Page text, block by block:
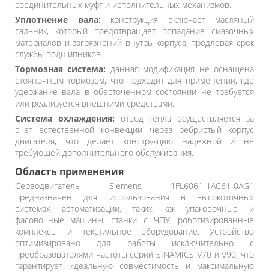
соединительных муфт и исполнительных механизмов.
Уплотнение вала: конструкция включает масляный
сальник, который предотвращает попадание смазочных
материалов и загрязнений внутрь корпуса, продлевая срок
службы подшипников.
Тормозная система: данная модификация не оснащена
стояночным тормозом, что подходит для применений, где
удержание вала в обесточенном состоянии не требуется
или реализуется внешними средствами.
Система охлаждения: отвод тепла осуществляется за
счет естественной конвекции через ребристый корпус
двигателя, что делает конструкцию надежной и не
требующей дополнительного обслуживания.
Область применения
Серводвигатель Siemens 1FL6061-1AC61-0AG1
предназначен для использования в высокоточных
системах автоматизации, таких как упаковочные и
фасовочные машины, станки с ЧПУ, роботизированные
комплексы и текстильное оборудование. Устройство
оптимизировано для работы исключительно с
преобразователями частоты серий SINAMICS V70 и V90, что
гарантирует идеальную совместимость и максимальную